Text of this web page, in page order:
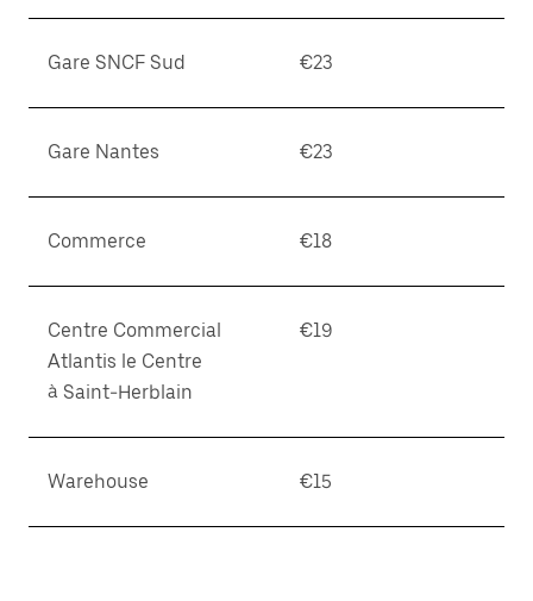
Gare SNCF Sud €23
Gare Nantes €23
Commerce €18
Centre Commercial
Atlantis le Centre
à Saint-Herblain
€19
Warehouse €15